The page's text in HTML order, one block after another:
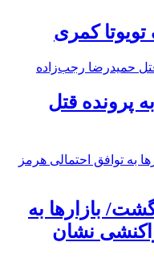
پرونده قتل
برگشت/ بازارها به
نشان